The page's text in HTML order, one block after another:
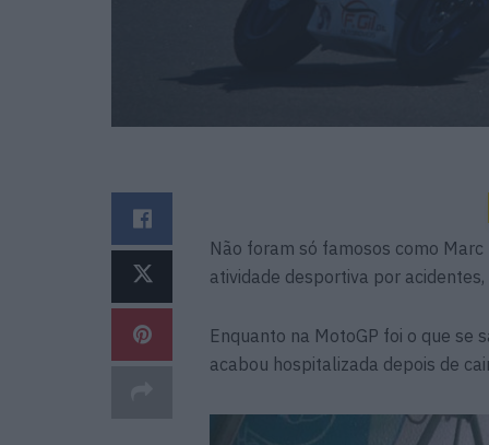
Não foram só famosos como
atividade desportiva por
Enquanto na MotoGP foi o que se
acabou hospitalizada depois de